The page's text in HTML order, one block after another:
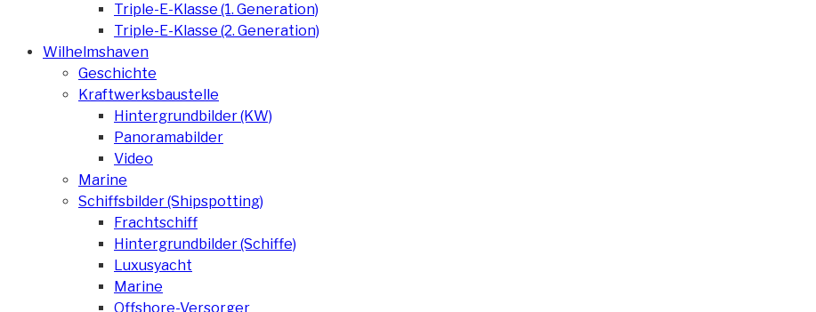
Triple-E-Klasse (1. Generation)
Triple-E-Klasse (2. Generation)
Wilhelmshaven
Geschichte
Kraftwerksbaustelle
Hintergrundbilder (KW)
Panoramabilder
Video
Marine
Schiffsbilder (Shipspotting)
Frachtschiff
Hintergrundbilder (Schiffe)
Luxusyacht
Marine
Offshore-Versorger